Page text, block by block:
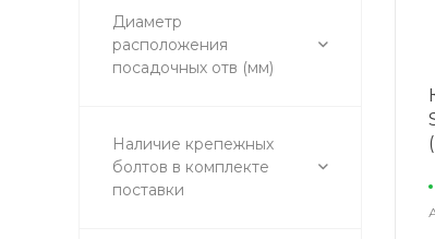
Диаметр
расположения
посадочных отв (мм)
Наличие крепежных
болтов в комплекте
поставки